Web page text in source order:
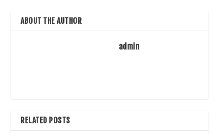
ABOUT THE AUTHOR
admin
RELATED POSTS